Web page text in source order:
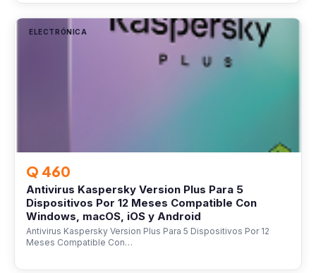
ELECTRÓNICA
Q 460
Antivirus Kaspersky Version Plus Para 5
Dispositivos Por 12 Meses Compatible Con
Windows, macOS, iOS y Android
Antivirus Kaspersky Version Plus Para 5 Dispositivos Por 12
Meses Compatible Con…